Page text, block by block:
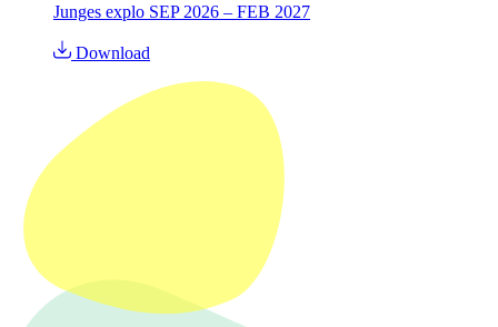
Junges explo SEP 2026 – FEB 2027
Download